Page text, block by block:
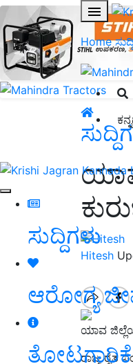
Home
ಸುದ್ದಿಗಳು
ಆರೋಗ್ಯ
ತೋಟಗಾರಿಕೆ
Hitesh
ಯಾವ
ರಾಜ್ಯ